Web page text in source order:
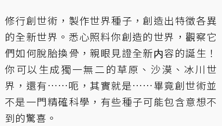
修行創世術，製作世界種子，創造出特徵各異
的全新世界。悉心照料你創造的世界，觀察它
們如何脫胎換骨，親眼見證全新内容的誕生！
你可以生成獨一無二的草原、沙漠、冰川世
界，還有……呃，其實就是……畢竟創世術並
不是一門精確科學，有些種子可能包含意想不
到的驚喜。